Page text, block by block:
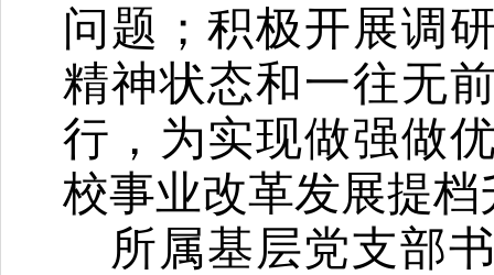
问题；积极开展调
精神状态和一往无
行，为实现做强做
校事业改革发展提
所属基层党支部